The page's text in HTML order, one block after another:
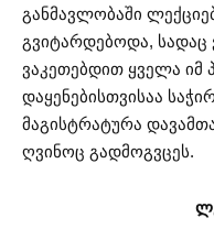
განმავლობაში
გვიტარდებოდა, სადაც
ვაკეთებდით ყველა იმ
დაყენებისთვისაა
მაგისტრატურა
ღვინოც გადმოგვცეს.